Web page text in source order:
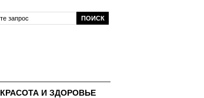
КРАСОТА И ЗДОРОВЬЕ